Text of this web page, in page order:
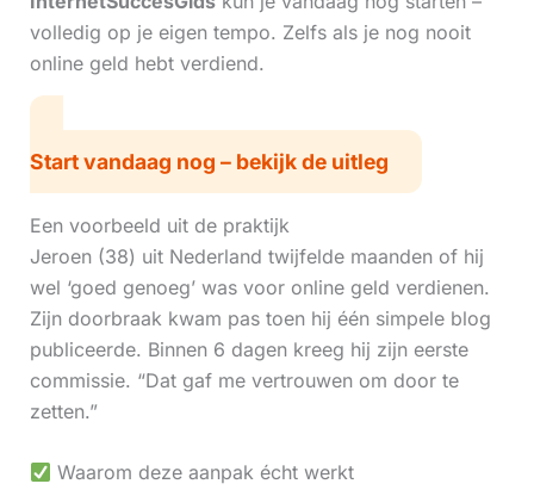
volledig op je eigen tempo. Zelfs als je nog nooit
online geld hebt verdiend.
Start vandaag nog – bekijk de uitleg
Een voorbeeld uit de praktijk
Jeroen (38) uit Nederland twijfelde maanden of hij
wel ‘goed genoeg’ was voor online geld verdienen.
Zijn doorbraak kwam pas toen hij één simpele blog
publiceerde. Binnen 6 dagen kreeg hij zijn eerste
commissie. “Dat gaf me vertrouwen om door te
zetten.”
Waarom deze aanpak écht werkt